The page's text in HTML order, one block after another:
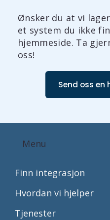
Ønsker du at vi
et system du ikke
hjemmeside. Ta
oss!
Send oss en
Menu
Finn integrasjon
Hvordan vi hjelper
Tjenester